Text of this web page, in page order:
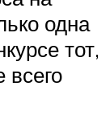
одна
тот,
всего